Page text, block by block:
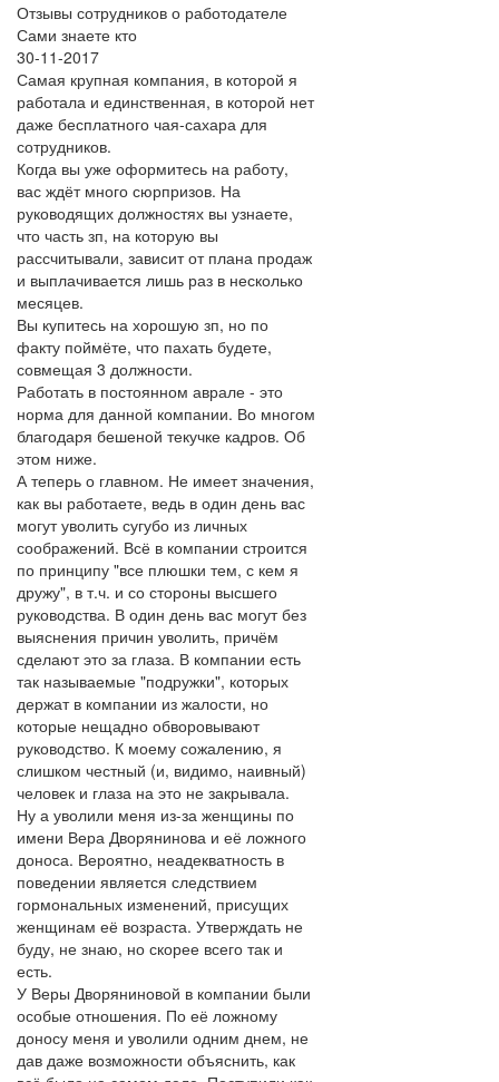
Отзывы сотрудников о работодателе
Сами знаете кто
30-11-2017
Самая крупная компания, в которой я
работала и единственная, в которой нет
даже бесплатного чая-сахара для
сотрудников.
Когда вы уже оформитесь на работу,
вас ждёт много сюрпризов. На
руководящих должностях вы узнаете,
что часть зп, на которую вы
рассчитывали, зависит от плана продаж
и выплачивается лишь раз в несколько
месяцев.
Вы купитесь на хорошую зп, но по
факту поймёте, что пахать будете,
совмещая 3 должности.
Работать в постоянном аврале - это
норма для данной компании. Во многом
благодаря бешеной текучке кадров. Об
этом ниже.
А теперь о главном. Не имеет значения,
как вы работаете, ведь в один день вас
могут уволить сугубо из личных
соображений. Всё в компании строится
по принципу "все плюшки тем, с кем я
дружу", в т.ч. и со стороны высшего
руководства. В один день вас могут без
выяснения причин уволить, причём
сделают это за глаза. В компании есть
так называемые "подружки", которых
держат в компании из жалости, но
которые нещадно обворовывают
руководство. К моему сожалению, я
слишком честный (и, видимо, наивный)
человек и глаза на это не закрывала.
Ну а уволили меня из-за женщины по
имени Вера Дворянинова и её ложного
доноса. Вероятно, неадекватность в
поведении является следствием
гормональных изменений, присущих
женщинам её возраста. Утверждать не
буду, не знаю, но скорее всего так и
есть.
У Веры Дворяниновой в компании были
особые отношения. По её ложному
доносу меня и уволили одним днем, не
дав даже возможности объяснить, как